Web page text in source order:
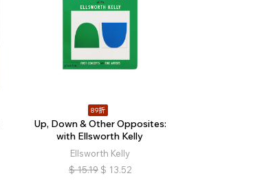
89折
Up, Down & Other Opposites:
with Ellsworth Kelly
Ellsworth Kelly
$ 15.19 $ 13.52